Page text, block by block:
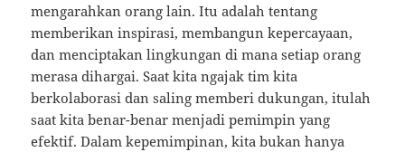
mengarahkan orang lain. Itu adalah tentang
memberikan inspirasi, membangun kepercayaan,
dan menciptakan lingkungan di mana setiap orang
merasa dihargai. Saat kita ngajak tim kita
berkolaborasi dan saling memberi dukungan, itulah
saat kita benar-benar menjadi pemimpin yang
efektif. Dalam kepemimpinan, kita bukan hanya